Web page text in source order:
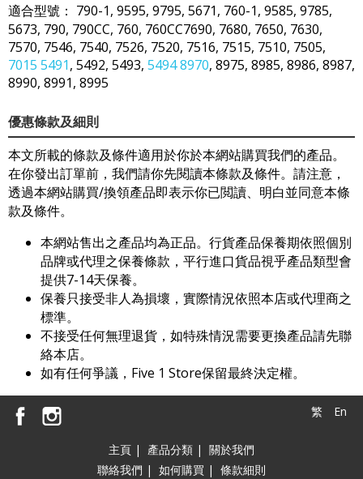
適合型號： 790-1, 9595, 9795, 5671, 760-1, 9585, 9785,
5673, 790, 790CC, 760, 760CC7690, 7680, 7650, 7630,
7570, 7546, 7540, 7526, 7520, 7516, 7515, 7510, 7505,
7015 5491, 5492, 5493, 5494 8970, 8975, 8985, 8986, 8987,
8990, 8991, 8995
優惠條款及細則
本文所載的條款及條件適用於你於本網站購買我們的產品。
在你發出訂單前，我們請你先閱讀本條款及條件。請注意，
透過本網站購買/換領產品即表示你已閲讀、明白並同意本條
款及條件。
本網站售出之產品均為正品。行貨產品保養期依照個別
品牌或代理之保養條款，平行進口貨品視乎產品類型會
提供7-14天保養。
保養只接受非人為損壞，實際情況依照本店或代理商之
標準。
不接受任何無理退貨，如特殊情況需要更換產品請先聯
絡本店。
如有任何爭議，Five 1 Store保留最終決定權。
繁 En
主頁 | 產品分類 | 關於我們
聯絡我們 | 如何購買 | 條款細則